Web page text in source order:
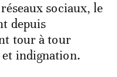
sociaux, le
depuis
tour à tour
indignation.